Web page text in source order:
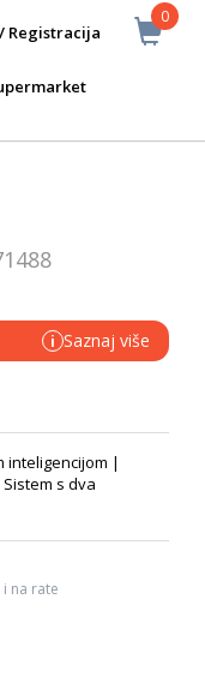
0
Registracija
i Saznaj više
inteligencijom |
s dva
na rate